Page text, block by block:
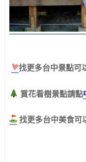
找更多台中景點可
賞花看樹景點請點
找更多台中美食可